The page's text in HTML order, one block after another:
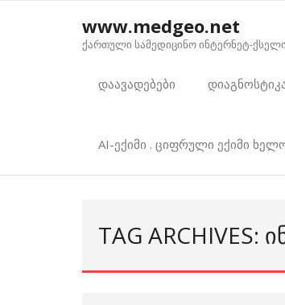
www.medgeo.net
ქართული სამედიცინო ინტერნეტ-
დაავადებები
AI-ექიმი . ციფრული ექიმი
TAG